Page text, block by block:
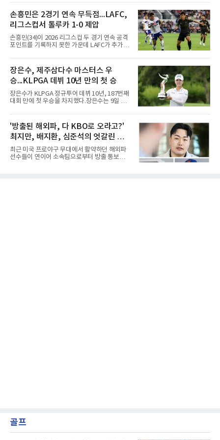
프로야구에서도 성공하며 한국 선수의 해외 진
출 가능성을 보여준 상징적인 존
KBO리그 사상 초유의 비FA 다년 계약을 체결하
면서 동시에 해외 진출 가능성을 열어두는 조항
을 포함했다. 국내에서 이미 최고 수준의 대우와
확실한 입지를 확보한 만큼, 이번 메이저리그 도
전은 생존을 건 승부수가 아니다.오히려 잃을 것
이 없는 도전에 가깝다. 노시환은 이미 KBO리그
에서 연평균 약 28억 원에 달하는 대형 계약과
라도 돌아올 곳이 확실하다.그렇다고 포스팅 도
전의 의미가 작아지는 것은 아
손흥민은 2경기 연속 무득점...LAFC,
리그스컵서 톨루카 1-0 제압
손흥민(34)이 2026 리그스컵 두 경기 연속 공격
포인트를 기록하지 못한 가운데 LAFC가 추가시
간) 미국 로스앤젤레스 BMO 스타디움에서 열린
멕시코 리가 MX 톨루카와의 조별리그 2차전에
최전방 공격수로 선발 출전했으나 슈팅 없이 후
반 23분 주드 테리와 교체됐다. 북중미 월드컵
이후 MLS 4경기 연속 골을 넣었던 그는 지난 6
일 치바스 과달라하라전에 이어 침묵했다.전반
1분 다비드 마르티네스가 얻은 페널티킥은 비디
이컵 샤펠버그의 크로스가 걷혀 나오자 에디 세
구라가 페널티아크 왼쪽에서 오
장은수, 제주삼다수 마스터스 우
승...KLPGA 데뷔 10년 만의 첫 승
장은수가 KLPGA 정규투어 데뷔 10년, 187번째
대회 만에 첫 우승을 차지했다.장은수는 9일 제
서 열린 제주삼다수 마스터스(총상금 10억원)
최종 4라운드에서 보기 없이 버디 3개를 잡아 합
계 14언더파 274타를 기록했다. 13언더파 275
타 공동 2위 강채연, 문정민을 1타 차로 제치고
우승 상금 1억8천만원을 받았다.2017년 신인왕
출신인 그는 상비군과 국가대표를 거쳤지만
2020시즌 이후 세 차례 정규투어 출전권을 잃고
'방출된 해외파, 다 KBO로 오라고?'
최지만, 배지환, 심준석의 엇갈린 거
취와 현실
최근 미국 프로야구 무대에서 활약하던 해외파
선수들이 연이어 소속팀으로부터 방출 통보를
골프